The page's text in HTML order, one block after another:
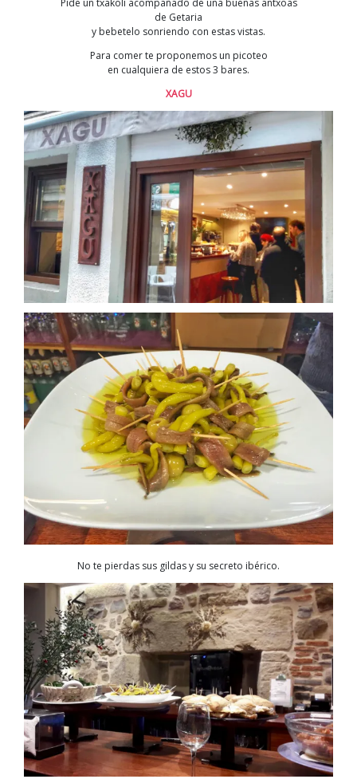
Pide un txakoli acompañado de una buenas antxoas
de Getaria
y bebetelo sonriendo con estas vistas.
Para comer te proponemos un picoteo
en cualquiera de estos 3 bares.
XAGU
No te pierdas sus gildas y su secreto ibérico.